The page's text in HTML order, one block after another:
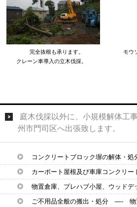
完全抜根も承ります。 モウソウチ
クレーン車導入の立木伐採。
庭木伐採以外に、小規模解体工
州市門司区へ出張致します。
コンクリートブロック塀の解体・処
カーポート屋根及び車庫コンクリー
物置倉庫、プレハブ小屋、ウッドデ
ご不用品全般の搬出・処分 —- 物